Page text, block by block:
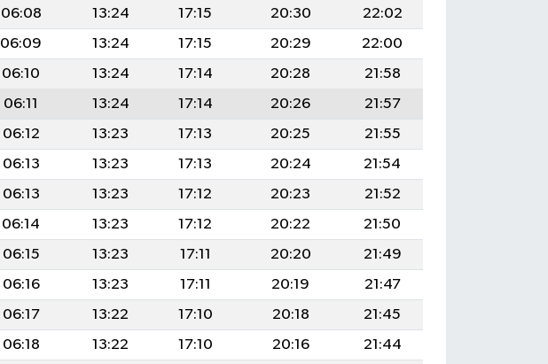
06:08 13:24 17:15 20:30
22:02
06:09 13:24 17:15 20:29
22:00
06:10 13:24 17:14 20:28
21:58
06:11 13:24 17:14 20:26
21:57
06:12 13:23 17:13 20:25
21:55
06:13 13:23 17:13 20:24
21:54
06:13 13:23 17:12 20:23
21:52
06:14 13:23 17:12 20:22
21:50
06:15 13:23 17:11 20:20
21:49
06:16 13:23 17:11 20:19
21:47
06:17 13:22 17:10 20:18
21:45
06:18 13:22 17:10 20:16
21:44